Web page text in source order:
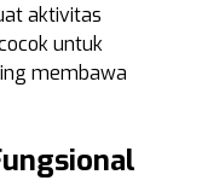
aktivitas
untuk
membawa